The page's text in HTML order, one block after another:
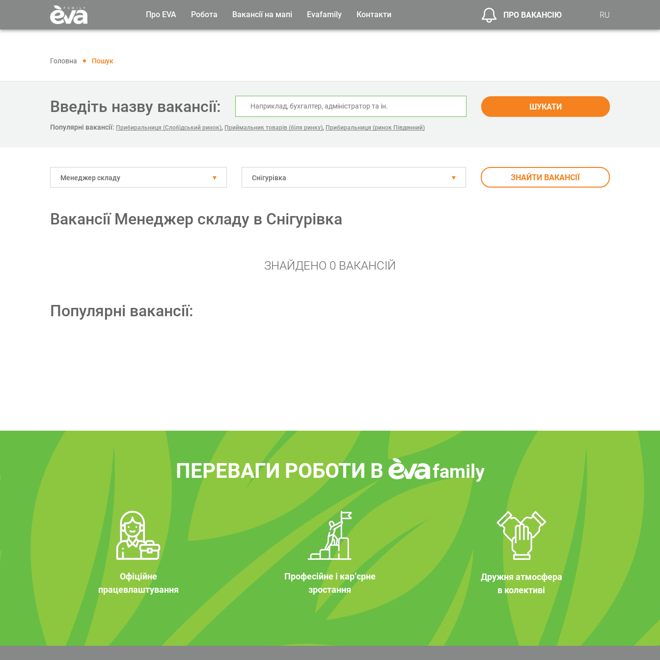
Про EVA Робота Вакансії на мапі Evafamily Контакти ПРО ВАКАНСІЮ RU
Головна Пошук
Введіть назву вакансії: ШУКАТИ
Популярні вакансії: Прибиральниця (Слобідський ринок), Приймальник товарів (біля ринку), Прибиральниця (ринок Південний)
Менеджер складу Снігурівка ЗНАЙТИ ВАКАНСІЇ
Вакансії Менеджер складу в Снігурівка
ЗНАЙДЕНО 0 ВАКАНСІЙ
Популярні вакансії:
ПЕРЕВАГИ РОБОТИ В family
Офіційне
працевлаштування
Професійне і кар’єрне
зростання
Дружня атмосфера
в колективі